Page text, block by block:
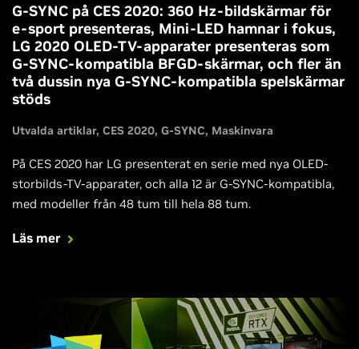
G-SYNC på CES 2020: 360 Hz-bildskärmar för
e-sport presenteras, Mini-LED hamnar i fokus,
LG 2020 OLED-TV-apparater presenteras som
G-SYNC-kompatibla BFGD-skärmar, och fler än
två dussin nya G-SYNC-kompatibla spelskärmar
stöds
Utvalda artiklar CES 2020 G-SYNC Maskinvara
På CES 2020 har LG presenterat en serie med nya OLED-
storbilds-TV-apparater, och alla 12 är G-SYNC-kompatibla,
med modeller från 48 tum till hela 88 tum.
Läs mer